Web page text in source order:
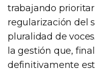
trabajando
regularización del
pluralidad de
la gestión que,
definitivamente